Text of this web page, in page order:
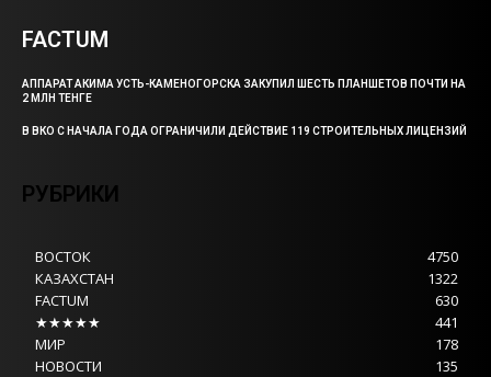
FACTUM
АППАРАТ АКИМА УСТЬ-КАМЕНОГОРСКА ЗАКУПИЛ ШЕСТЬ ПЛАНШЕТОВ ПОЧТИ НА
2 МЛН ТЕНГЕ
В ВКО С НАЧАЛА ГОДА ОГРАНИЧИЛИ ДЕЙСТВИЕ 119 СТРОИТЕЛЬНЫХ ЛИЦЕНЗИЙ
РУБРИКИ
ВОСТОК
4750
КАЗАХСТАН
1322
FACTUM
630
★★★★★
441
МИР
178
НОВОСТИ
135